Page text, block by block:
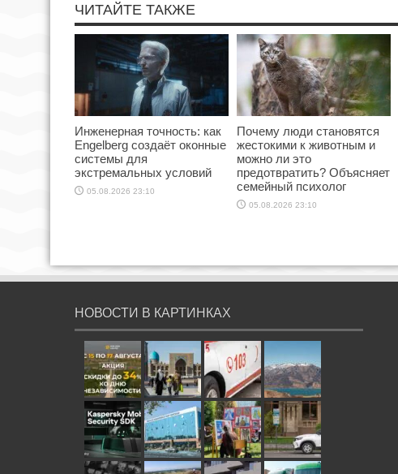
ЧИТАЙТЕ ТАКЖЕ
Инженерная точность: как
Engelberg создаёт оконные
системы для
экстремальных условий
05.08.2026 23:10
Почему люди становятся
жестокими к животным и
можно ли это
предотвратить? Объясняет
семейный психолог
05.08.2026 23:10
НОВОСТИ В КАРТИНКАХ